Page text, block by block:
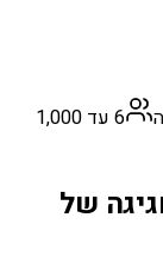
6 עד 1,000
של